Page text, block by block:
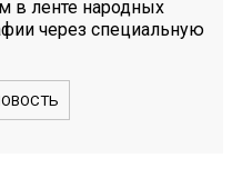
в ленте народных
через специальную